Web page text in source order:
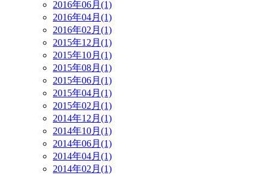
2016年06月(1)
2016年04月(1)
2016年02月(1)
2015年12月(1)
2015年10月(1)
2015年08月(1)
2015年06月(1)
2015年04月(1)
2015年02月(1)
2014年12月(1)
2014年10月(1)
2014年06月(1)
2014年04月(1)
2014年02月(1)